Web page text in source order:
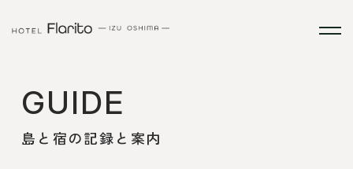
GUIDE
島と宿の記録と案内